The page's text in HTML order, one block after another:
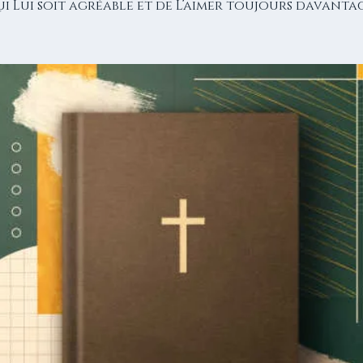
Lui soit agréable et de L’aimer toujours